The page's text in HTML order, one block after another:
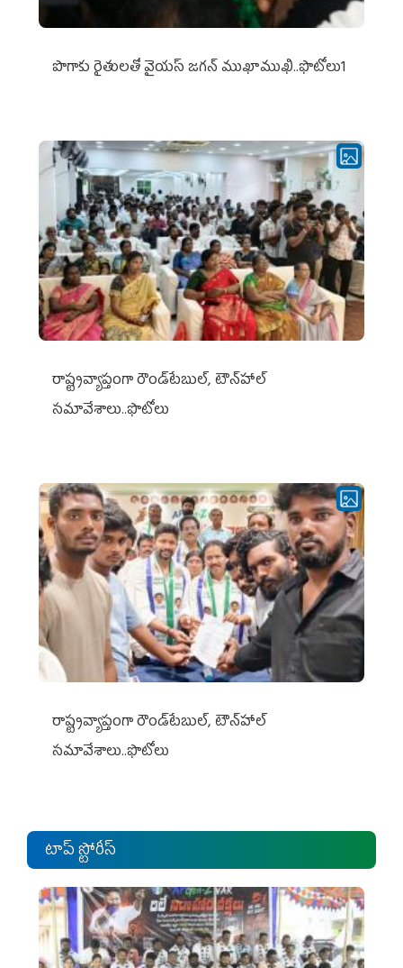
పొగాకు రైతుల‌తో వైయ‌స్ జ‌గ‌న్ ముఖాముఖి..ఫొటోలు1
రాష్ట్రవ్యాప్తంగా రౌండ్‌టేబుల్‌, టౌన్‌హాల్‌
సమావేశాలు..ఫొటోలు
రాష్ట్రవ్యాప్తంగా రౌండ్‌టేబుల్‌, టౌన్‌హాల్‌
సమావేశాలు..ఫొటోలు
టాప్ స్టోరీస్